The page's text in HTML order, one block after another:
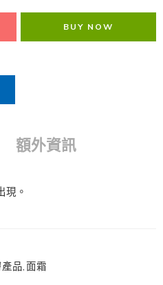
BUY NOW
額外資訊
現。
品,面霜